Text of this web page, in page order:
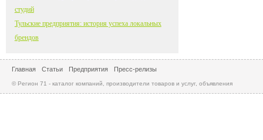
студий
Тульские предприятия: история успеха локальных
брендов
Главная Статьи Предприятия Пресс-релизы
© Регион 71 - каталог компаний, производители товаров и услуг, объявления